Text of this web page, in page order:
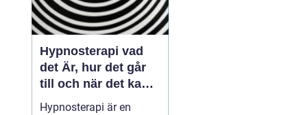
Hypnosterapi vad
det Är, hur det går
till och när det kan
hjälpa
Hypnosterapi är en